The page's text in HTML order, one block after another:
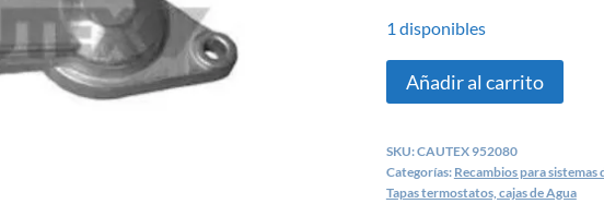
1 disponibles
Tapa
termostato
Astra,
Corsa,
Añadir al carrito
SKU:CAUTEX 952080
Categorías: Recambios para
Tapas termostatos, cajas de Agua